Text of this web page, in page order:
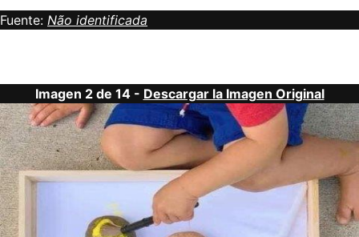
Fuente: Não identificada
Imagen 2 de 14 - Descargar la Imagen Original